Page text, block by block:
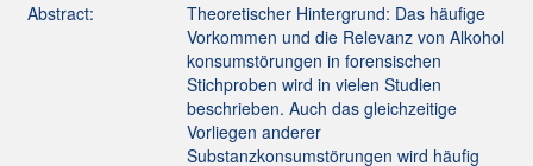
Abstract:
Theoretischer Hintergrund: Das häufige
Vorkommen und die Relevanz von Alkohol
konsumstörungen in forensischen
Stichproben wird in vielen Studien
beschrieben. Auch das gleichzeitige
Vorliegen anderer
Substanzkonsumstörungen wird häufig